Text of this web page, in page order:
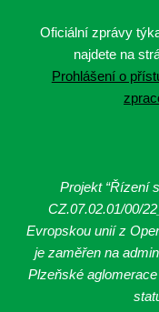
Oficiální zprávy
najdete na
Prohlášení o
Projekt “Řízení
CZ.07.02.01/00/
Evropskou unií z
je zaměřen na
Plzeňské